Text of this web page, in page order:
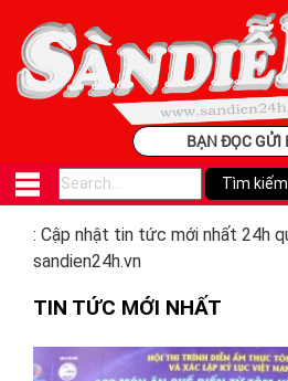
BẠN ĐỌC GỬI
: Cập nhật tin tức mới nhất 24h
sandien24h.vn
TIN TỨC MỚI NHẤT